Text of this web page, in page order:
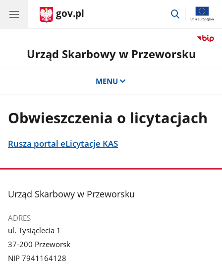
gov.pl
przejdź
Urząd Skarbowy w Przeworsku
MENU
Obwieszczenia o licytacjach
Rusza portal eLicytacje KAS
stopka
Urząd Skarbowy w Przeworsku
ADRES
ul. Tysiąclecia 1
37-200 Przeworsk
NIP 7941164128